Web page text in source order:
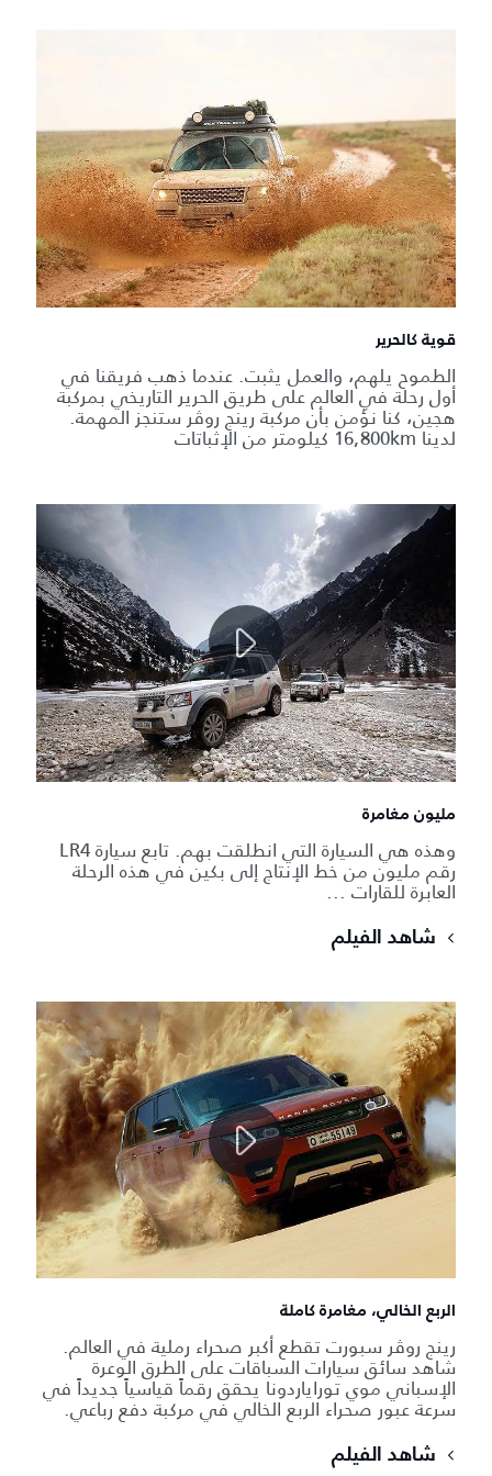
قوية كالحرير
الطموح يلهم، والعمل يثبت. عندما ذهب فريقنا في
أول رحلة في العالم على طريق الحرير التاريخي بمركبة
هجين، كنا نؤمن بأن مركبة رينج روڤر ستنجز المهمة.
لدينا 16,800km كيلومتر من الإثباتات
مليون مغامرة
وهذه هي السيارة التي انطلقت بهم. تابع سيارة LR4
رقم مليون من خط الإنتاج إلى بكين في هذه الرحلة
العابرة للقارات ...
شاهد الفيلم
الربع الخالي، مغامرة كاملة
رينج روڤر سبورت تقطع أكبر صحراء رملية في العالم.
شاهد سائق سيارات السباقات على الطرق الوعرة
الإسباني موي توراياردونا يحقق رقماً قياسياً جديداً في
سرعة عبور صحراء الربع الخالي في مركبة دفع رباعي.
شاهد الفيلم